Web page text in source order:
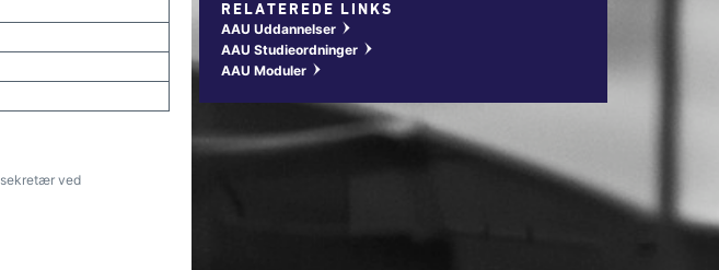
ved
RELATEREDE LINKS
AAU Uddannelser w
AAU Studieordninger w
AAU Moduler w